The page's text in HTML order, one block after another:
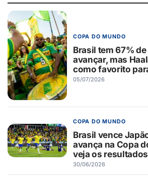
COPA DO MUNDO
Brasil tem 67%
avançar, mas
como favorito
05/07/2026
COPA DO MUNDO
Brasil vence
avança na Copa
veja os
30/06/2026